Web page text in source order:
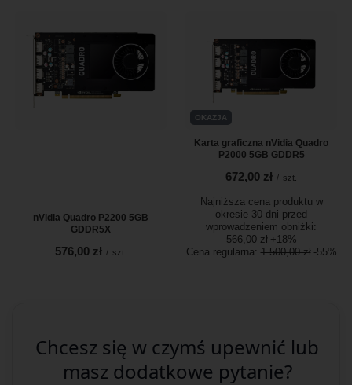
nVidia Quadro P2200 5GB
GDDR5X
576,00 zł / szt.
OKAZJA
Karta graficzna nVidia Quadro
P2000 5GB GDDR5
672,00 zł / szt.
Najniższa cena produktu w
okresie 30 dni przed
wprowadzeniem obniżki:
566,00 zł +18%
Cena regularna: 1 500,00 zł -55%
Chcesz się w czymś upewnić lub
masz dodatkowe pytanie?